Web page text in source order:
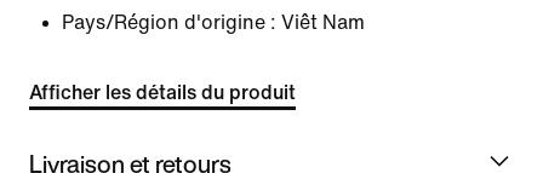
Pays/Région d'origine : Viêt Nam
Afficher les détails du produit
Livraison et retours